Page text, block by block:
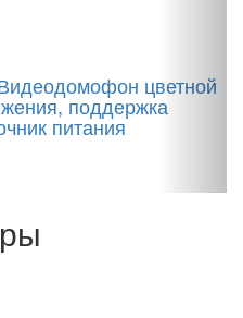
цветной
поддержка
питания